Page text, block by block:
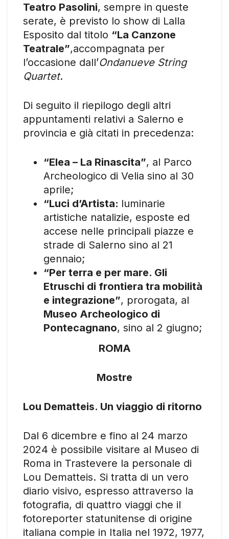
Teatro Pasolini, sempre in queste
serate, è previsto lo show di Lalla
Esposito dal titolo “La Canzone
Teatrale”,accompagnata per
l’occasione dall’Ondanueve String
Quartet.
Di seguito il riepilogo degli altri
appuntamenti relativi a Salerno e
provincia e già citati in precedenza:
“Elea – La Rinascita”, al Parco
Archeologico di Velia sino al 30
aprile;
“Luci d’Artista: luminarie
artistiche natalizie, esposte ed
accese nelle principali piazze e
strade di Salerno sino al 21
gennaio;
“Per terra e per mare. Gli
Etruschi di frontiera tra mobilità
e integrazione”, prorogata, al
Museo Archeologico di
Pontecagnano, sino al 2 giugno;
ROMA
Mostre
Lou Dematteis. Un viaggio di ritorno
Dal 6 dicembre e fino al 24 marzo
2024 è possibile visitare al Museo di
Roma in Trastevere la personale di
Lou Dematteis. Si tratta di un vero
diario visivo, espresso attraverso la
fotografia, di quattro viaggi che il
fotoreporter statunitense di origine
italiana compie in Italia nel 1972, 1977,